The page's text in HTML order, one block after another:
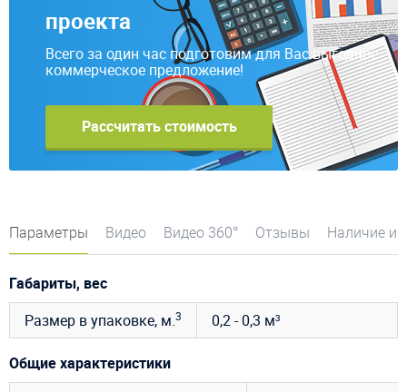
проекта
Всего за один час подготовим для Вас выгодное
коммерческое предложение!
Рассчитать стоимость
Параметры Видео Видео 360° Отзывы Наличие и
Габариты, вес
Размер в упаковке, м.3 0,2 - 0,3 м³
Общие характеристики